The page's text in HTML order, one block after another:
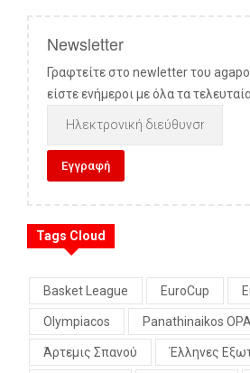
Newsletter
Γραφτείτε στο newletter του
είστε ενήμεροι με όλα τα
Tags Cloud
Basket League EuroCup
Olympiacos Panathinaikos
Άρτεμις Σπανού Έλληνες